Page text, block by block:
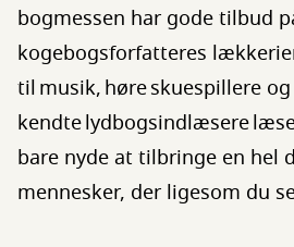
bogmessen har gode tilbud
kogebogsforfatteres
til musik, høre skuespillere
kendte lydbogsindlæsere
bare nyde at tilbringe en hel
mennesker, der ligesom du